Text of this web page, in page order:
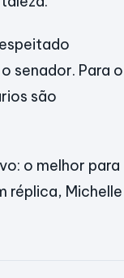
senador. Para o
são
o melhor para
réplica, Michelle